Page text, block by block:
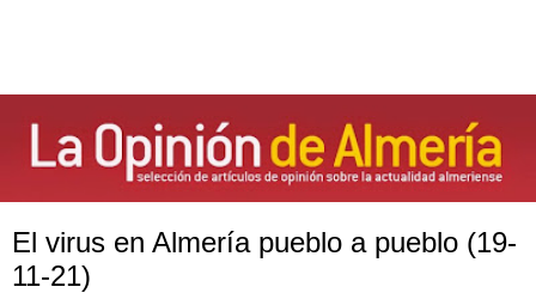
El virus en Almería pueblo a pueblo (19-
11-21)